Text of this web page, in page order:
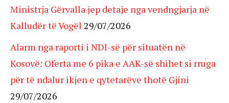
Ministrja Gërvalla jep detaje nga vendngjarja në
Kalludër të Vogël 29/07/2026
Alarm nga raporti i NDI-së për situatën në
Kosovë: Oferta me 6 pika e AAK-së shihet si rruga
për të ndalur ikjen e qytetarëve thotë Gjini
29/07/2026